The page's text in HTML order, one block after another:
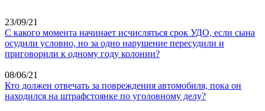
23/09/21
С какого момента начинает исчисляться срок УДО, если сына
осудили условно, но за одно нарушение пересудили и
приговорили к одному году колонии?
08/06/21
Кто должен отвечать за повреждения автомобиля, пока он
находился на штрафстоянке по уголовному делу?